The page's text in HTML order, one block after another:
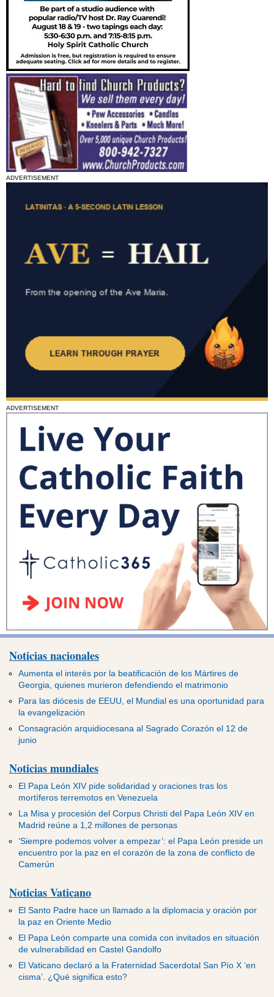
ADVERTISEMENT
ADVERTISEMENT
Noticias nacionales
Aumenta el interés por la beatificación de los Mártires de
Georgia, quienes murieron defendiendo el matrimonio
Para las diócesis de EEUU, el Mundial es una oportunidad para
la evangelización
Consagración arquidiocesana al Sagrado Corazón el 12 de
junio
Noticias mundiales
El Papa León XIV pide solidaridad y oraciones tras los
mortíferos terremotos en Venezuela
La Misa y procesión del Corpus Christi del Papa León XIV en
Madrid reúne a 1,2 millones de personas
‘Siempre podemos volver a empezar’: el Papa León preside un
encuentro por la paz en el corazón de la zona de conflicto de
Camerún
Noticias Vaticano
El Santo Padre hace un llamado a la diplomacia y oración por
la paz en Oriente Medio
El Papa León comparte una comida con invitados en situación
de vulnerabilidad en Castel Gandolfo
El Vaticano declaró a la Fraternidad Sacerdotal San Pío X ‘en
cisma’. ¿Qué significa esto?